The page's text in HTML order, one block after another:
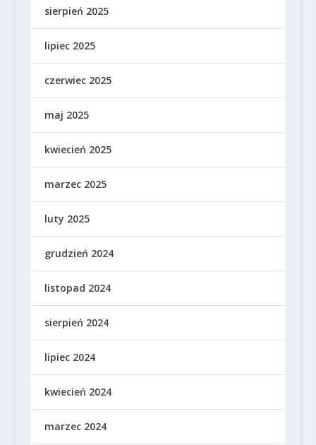
sierpień 2025
lipiec 2025
czerwiec 2025
maj 2025
kwiecień 2025
marzec 2025
luty 2025
grudzień 2024
listopad 2024
sierpień 2024
lipiec 2024
kwiecień 2024
marzec 2024